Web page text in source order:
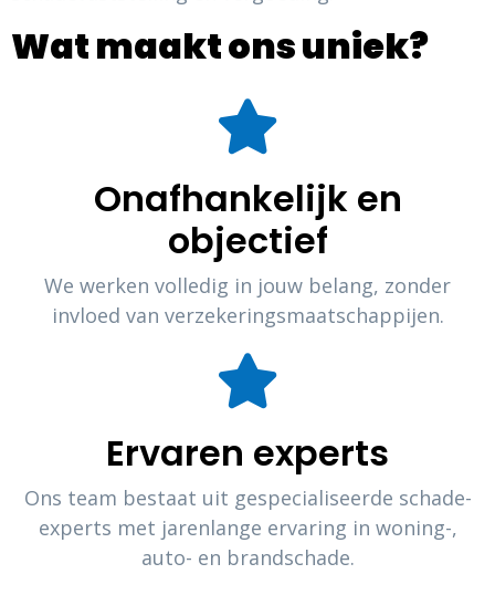
Wat maakt ons uniek?
Onafhankelijk en
objectief
We werken volledig in jouw belang, zonder
invloed van verzekeringsmaatschappijen.
Ervaren experts
Ons team bestaat uit gespecialiseerde schade-
experts met jarenlange ervaring in woning-,
auto- en brandschade.